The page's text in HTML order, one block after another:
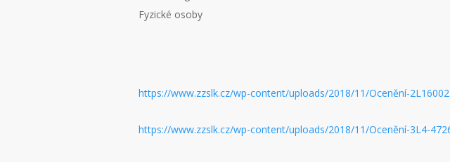
Fyzické osoby
https://www.zzslk.cz/wp-content/uploads/2018/11/Ocenění-
https://www.zzslk.cz/wp-content/uploads/2018/11/Ocenění-3L4-